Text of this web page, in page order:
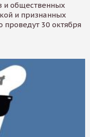
и общественных
и признанных
проведут 30 октября